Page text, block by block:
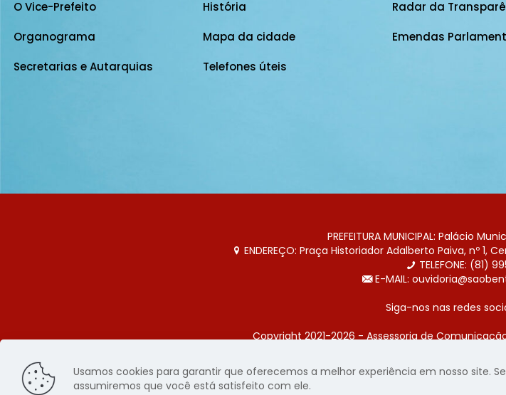
O Vice-Prefeito
Organograma
Secretarias e Autarquias
História
Mapa da cidade
Telefones úteis
Radar da
Emendas
PREFEITURA MUNICIPAL: Palácio
ENDEREÇO: Praça Historiador Adalberto Paiva, nº 1,
TELEFONE: (81)
E-MAIL:
Siga-nos nas redes
Copyright 2021-2026 - Assessoria de
Página desenvolvida pela agência de
Usamos cookies para garantir que oferecemos a melhor experiência em nosso site.
assumiremos que você está satisfeito com ele.